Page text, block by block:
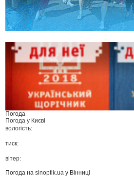
Погода
Погода у Києві
вологість:
тиск:
вітер:
Погода наsinoptik.ua у Вінниці